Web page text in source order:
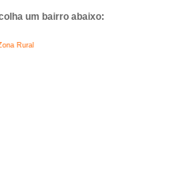
um bairro abaixo:
Rural